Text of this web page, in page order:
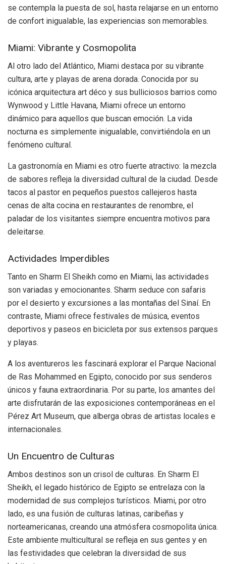
se contempla la puesta de sol, hasta relajarse en un entorno
de confort inigualable, las experiencias son memorables.
Miami: Vibrante y Cosmopolita
Al otro lado del Atlántico, Miami destaca por su vibrante
cultura, arte y playas de arena dorada. Conocida por su
icónica arquitectura art déco y sus bulliciosos barrios como
Wynwood y Little Havana, Miami ofrece un entorno
dinámico para aquellos que buscan emoción. La vida
nocturna es simplemente inigualable, convirtiéndola en un
fenómeno cultural.
La gastronomía en Miami es otro fuerte atractivo: la mezcla
de sabores refleja la diversidad cultural de la ciudad. Desde
tacos al pastor en pequeños puestos callejeros hasta
cenas de alta cocina en restaurantes de renombre, el
paladar de los visitantes siempre encuentra motivos para
deleitarse.
Actividades Imperdibles
Tanto en Sharm El Sheikh como en Miami, las actividades
son variadas y emocionantes. Sharm seduce con safaris
por el desierto y excursiones a las montañas del Sinaí. En
contraste, Miami ofrece festivales de música, eventos
deportivos y paseos en bicicleta por sus extensos parques
y playas.
A los aventureros les fascinará explorar el Parque Nacional
de Ras Mohammed en Egipto, conocido por sus senderos
únicos y fauna extraordinaria. Por su parte, los amantes del
arte disfrutarán de las exposiciones contemporáneas en el
Pérez Art Museum, que alberga obras de artistas locales e
internacionales.
Un Encuentro de Culturas
Ambos destinos son un crisol de culturas. En Sharm El
Sheikh, el legado histórico de Egipto se entrelaza con la
modernidad de sus complejos turísticos. Miami, por otro
lado, es una fusión de culturas latinas, caribeñas y
norteamericanas, creando una atmósfera cosmopolita única.
Este ambiente multicultural se refleja en sus gentes y en
las festividades que celebran la diversidad de sus